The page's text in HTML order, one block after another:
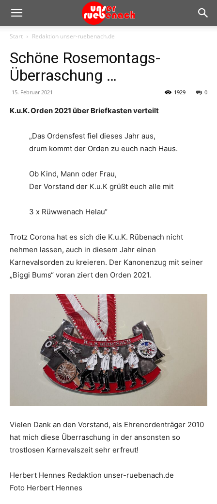
Start Redaktion unser-ruebenach.de
Schöne Rosemontags-
Überraschung …
15. Februar 2021 0
1929
K.u.K. Orden 2021 über Briefkasten verteilt
„Das Ordensfest fiel dieses Jahr aus,
drum kommt der Orden zu euch nach Haus.
Ob Kind, Mann oder Frau,
Der Vorstand der K.u.K grüßt euch alle mit
3 x Rüwwenach Helau“
Trotz Corona hat es sich die K.u.K. Rübenach nicht
nehmen lassen, auch in diesem Jahr einen
Karnevalsorden zu kreieren. Der Kanonenzug mit seiner
„Biggi Bums“ voran ziert den Orden 2021.
Vielen Dank an den Vorstand, als Ehrenordenträger 2010
hat mich diese Überraschung in der ansonsten so
trostlosen Karnevalszeit sehr erfreut!
Herbert Hennes Redaktion unser-ruebenach.de
Foto Herbert Hennes